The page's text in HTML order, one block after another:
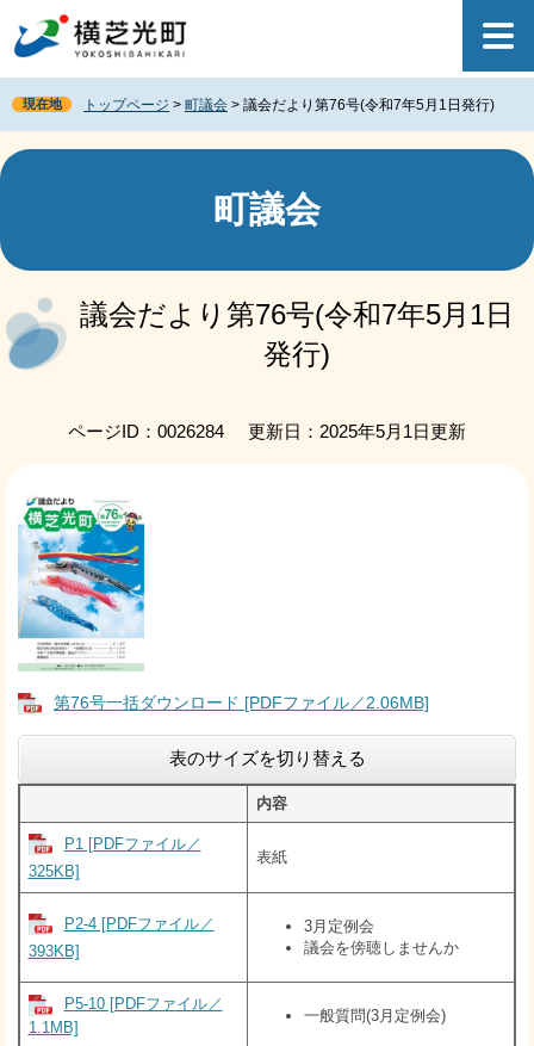
ジ
先
頭
で
ュ
を
飛
ば
文
現在地 トップページ > 町議会 > 議会だより第76号(令和7年5月1日発行)
町議会
議会だより第76号(令和7年5月1日
発行)
ページID：0026284 更新日：2025年5月1日更新
第76号一括ダウンロード [PDFファイル／2.06MB]
表のサイズを切り替える
内容
P1 [PDFファイル／
325KB]
表紙
P2-4 [PDFファイル／
393KB]
3月定例会
議会を傍聴しませんか
P5-10 [PDFファイル／
1.1MB]
一般質問(3月定例会)